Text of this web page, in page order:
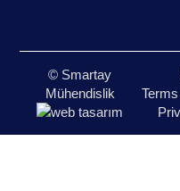
© Smartay
Mühendislik